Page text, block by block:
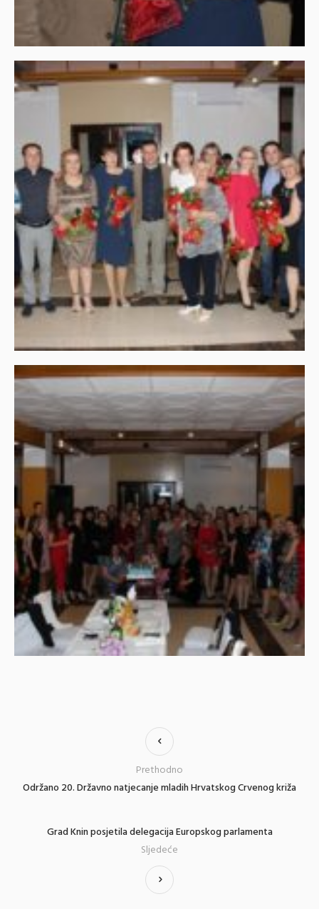
Održano 20. Državno natjecanje mladih Hrvatskog Crvenog križa
Prethodno
Grad Knin posjetila delegacija Europskog parlamenta
Sljedeće